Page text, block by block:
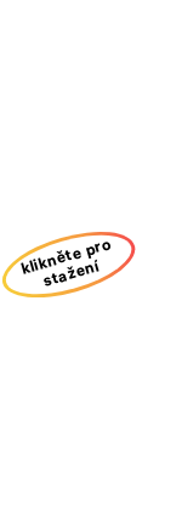
klikněte pro
stažení